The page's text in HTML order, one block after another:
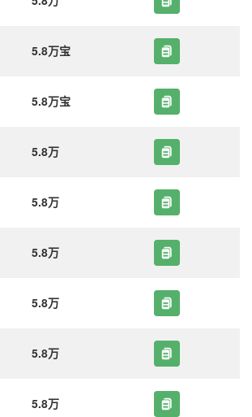
5.8万宝
5.8万宝
5.8万
5.8万
5.8万
5.8万
5.8万
5.8万